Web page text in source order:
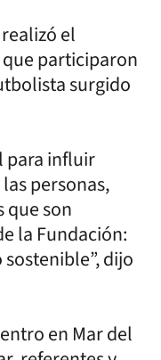
el
participaron
surgido
para influir
personas,
que son
la Fundación:
dijo
en Mar del